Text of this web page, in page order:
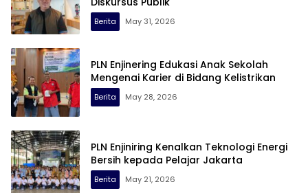
Berita May 31, 2026
PLN Enjinering Edukasi Anak Sekolah
Mengenai Karier di Bidang Kelistrikan
Berita May 28, 2026
PLN Enjiniring Kenalkan Teknologi Energi
Bersih kepada Pelajar Jakarta
Berita May 21, 2026